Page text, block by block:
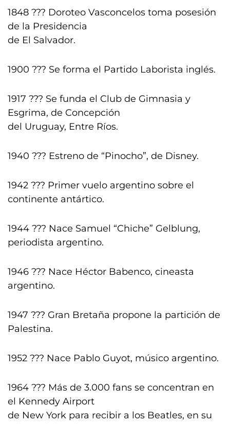
1848 ??? Doroteo Vasconcelos toma posesión
de la Presidencia
de El Salvador.
1900 ??? Se forma el Partido Laborista inglés.
1917 ??? Se funda el Club de Gimnasia y
Esgrima, de Concepción
del Uruguay, Entre Ríos.
1940 ??? Estreno de “Pinocho”, de Disney.
1942 ??? Primer vuelo argentino sobre el
continente antártico.
1944 ??? Nace Samuel “Chiche” Gelblung,
periodista argentino.
1946 ??? Nace Héctor Babenco, cineasta
argentino.
1947 ??? Gran Bretaña propone la partición de
Palestina.
1952 ??? Nace Pablo Guyot, músico argentino.
1964 ??? Más de 3.000 fans se concentran en
el Kennedy Airport
de New York para recibir a los Beatles, en su